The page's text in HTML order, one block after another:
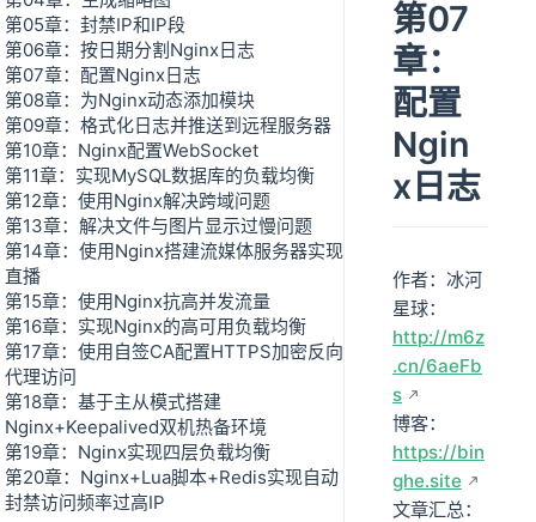
第05章：封禁IP和IP段
第06章：按日期分割Nginx日志
第07章：配置Nginx日志
第08章：为Nginx动态添加模块
第09章：格式化日志并推送到远程服务器
第10章：Nginx配置WebSocket
第11章：实现MySQL数据库的负载均衡
第12章：使用Nginx解决跨域问题
第13章：解决文件与图片显示过慢问题
第14章：使用Nginx搭建流媒体服务器实现
直播
第15章：使用Nginx抗高并发流量
第16章：实现Nginx的高可用负载均衡
第17章：使用自签CA配置HTTPS加密反向
代理访问
第18章：基于主从模式搭建
Nginx+Keepalived双机热备环境
第19章：Nginx实现四层负载均衡
第20章：Nginx+Lua脚本+Redis实现自动
封禁访问频率过高IP
第07
章：
配置
Ngin
x日志
作者：冰河
星球：
http://m6z
.cn/6aeFb
s
博客：
https://bin
ghe.site
文章汇总：